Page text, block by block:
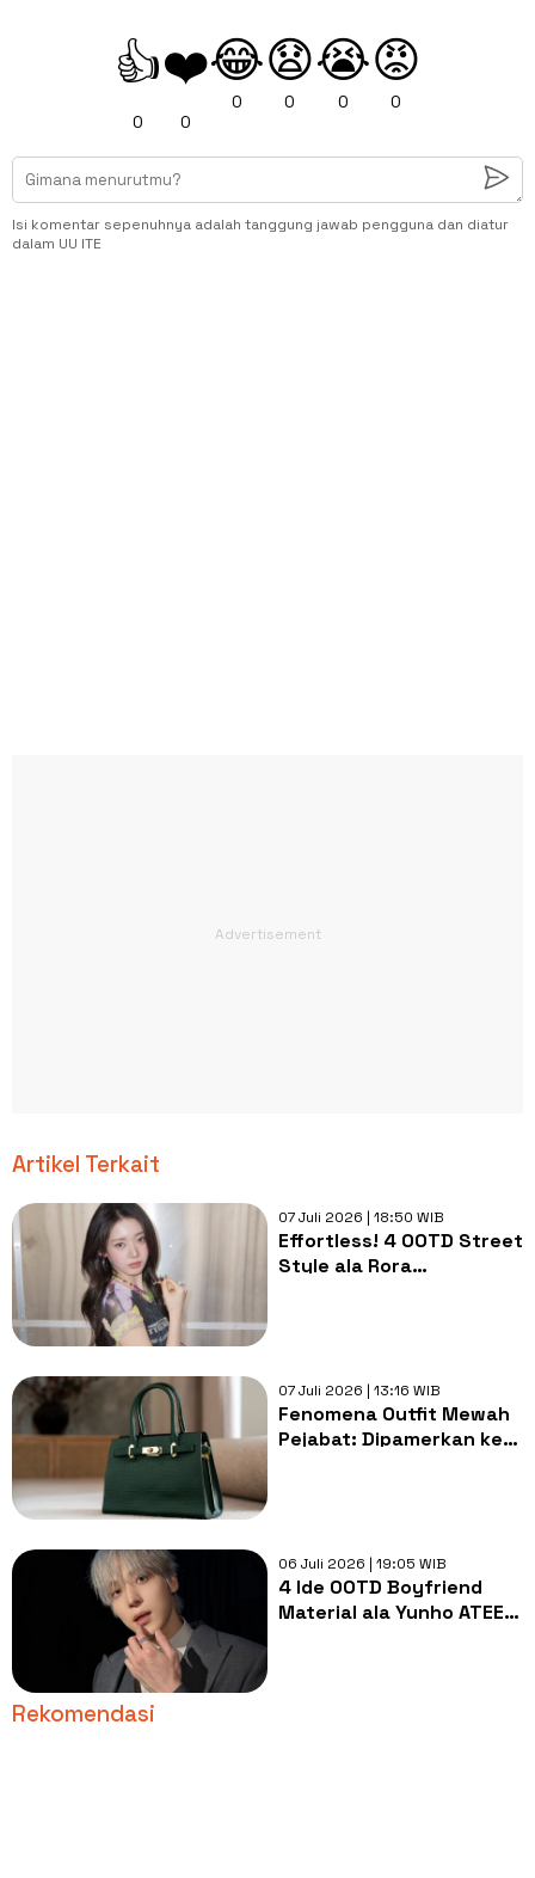
👍
0
❤️
0
😂
0
😧
0
😭
0
😡
0
Isi komentar sepenuhnya adalah tanggung jawab pengguna dan diatur
dalam UU ITE
Artikel Terkait
07 Juli 2026 | 18:50 WIB
Effortless! 4 OOTD Street
Style ala Rora
07 Juli 2026 | 13:16 WIB
Fenomena Outfit Mewah
Pejabat: Dipamerkan ke
06 Juli 2026 | 19:05 WIB
4 Ide OOTD Boyfriend
Material ala Yunho ATEEZ,
Rekomendasi